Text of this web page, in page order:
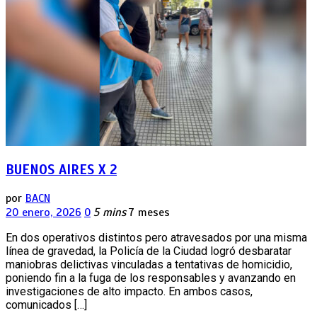
BUENOS AIRES X 2
por BACN
20 enero, 2026 0 5 mins 7 meses
En dos operativos distintos pero atravesados por una misma
línea de gravedad, la Policía de la Ciudad logró desbaratar
maniobras delictivas vinculadas a tentativas de homicidio,
poniendo fin a la fuga de los responsables y avanzando en
investigaciones de alto impacto. En ambos casos,
comunicados […]